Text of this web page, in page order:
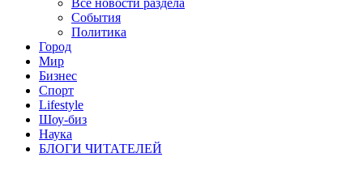
Все новости раздела
События
Политика
Город
Мир
Бизнес
Спорт
Lifestyle
Шоу-биз
Наука
БЛОГИ ЧИТАТЕЛЕЙ